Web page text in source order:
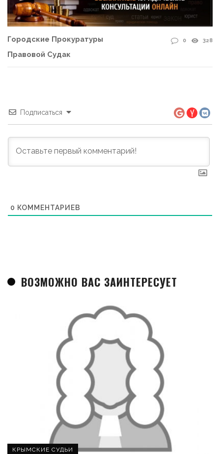
Городские Прокуратуры
Правовой Судак
0 328
Подписаться
0 КОММЕНТАРИЕВ
ВОЗМОЖНО ВАС ЗАИНТЕРЕСУЕТ
КРЫМСКИЕ СУДЬИ